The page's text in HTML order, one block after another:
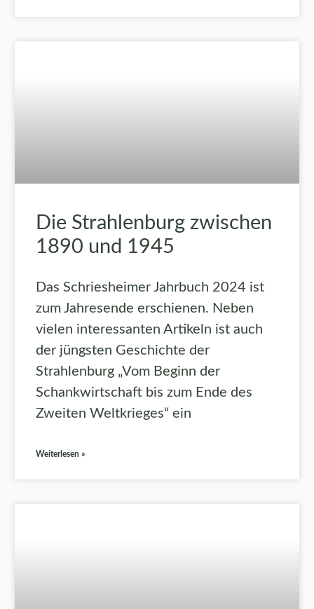
Die Strahlenburg zwischen
1890 und 1945
Das Schriesheimer Jahrbuch 2024 ist
zum Jahresende erschienen. Neben
vielen interessanten Artikeln ist auch
der jüngsten Geschichte der
Strahlenburg „Vom Beginn der
Schankwirtschaft bis zum Ende des
Zweiten Weltkrieges“ ein
Weiterlesen »